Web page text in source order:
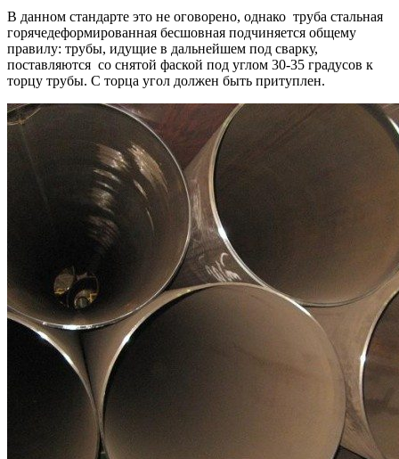
В данном стандарте это не оговорено, однако труба стальная
горячедеформированная бесшовная подчиняется общему
правилу: трубы, идущие в дальнейшем под сварку,
поставляются со снятой фаской под углом 30-35 градусов к
торцу трубы. С торца угол должен быть притуплен.